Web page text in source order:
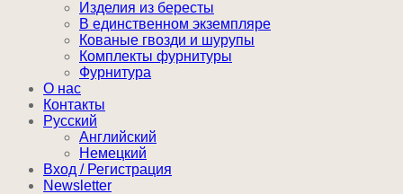
Изделия из бересты
В единственном экземпляре
Кованые гвозди и шурупы
Комплекты фурнитуры
Фурнитура
О нас
Контакты
Русский
Английский
Немецкий
Вход / Регистрация
Newsletter